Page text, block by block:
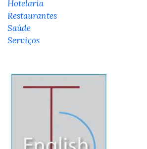
Hotelaria
Restaurantes
Saúde
Serviços